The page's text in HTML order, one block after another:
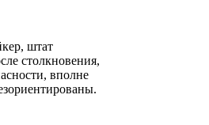
штат
столкновения,
вполне